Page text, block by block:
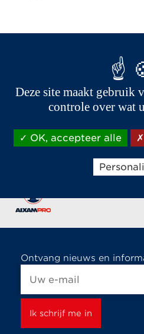
De merken van de AIXAM
specialisten in de verkoop van
Ontvang nieuws en
Deze site maakt gebruik
controle over wat
OK, accepteer alle